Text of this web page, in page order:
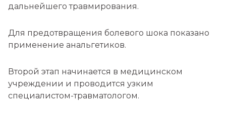
дальнейшего травмирования.
Для предотвращения болевого шока показано
применение анальгетиков.
Второй этап начинается в медицинском
учреждении и проводится узким
специалистом-травматологом.